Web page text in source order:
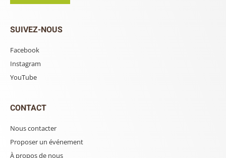
SUIVEZ-NOUS
Facebook
Instagram
YouTube
CONTACT
Nous contacter
Proposer un événement
À propos de nous